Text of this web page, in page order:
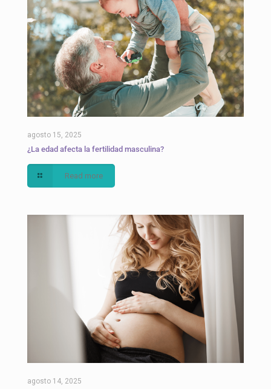
agosto 15, 2025
¿La edad afecta la fertilidad masculina?
Read more
agosto 14, 2025